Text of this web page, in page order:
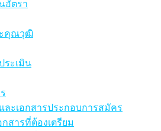
อัตรา
ะคุณวุฒิ
ระเมิน
ละเอกสารประกอบการสมัคร
สารที่ต้องเตรียม